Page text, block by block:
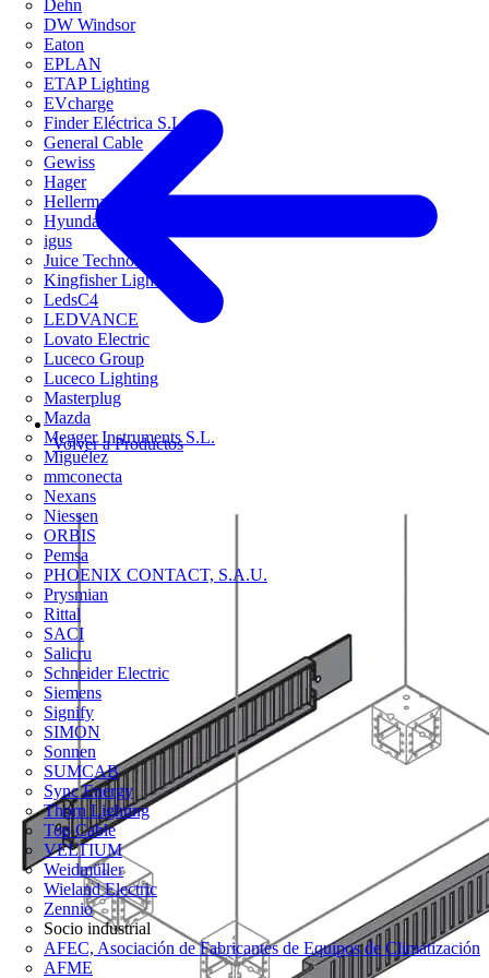
Dehn
DW Windsor
Eaton
EPLAN
ETAP Lighting
EVcharge
Finder Eléctrica S.L.U
General Cable
Gewiss
Hager
HellermannTyton
Hyundai Electric
igus
Juice Technology
Kingfisher Lighting
LedsC4
LEDVANCE
Lovato Electric
Luceco Group
Luceco Lighting
Masterplug
Mazda
Megger Instruments S.L.
Miguélez
mmconecta
Nexans
Niessen
ORBIS
Pemsa
PHOENIX CONTACT, S.A.U.
Prysmian
Rittal
SACI
Salicru
Schneider Electric
Siemens
Signify
SIMON
Sonnen
SUMCAB
Sync Energy
Thorn Lighting
Top Cable
VELTIUM
Weidmüller
Wieland Electric
Zennio
Socio industrial
AFEC, Asociación de Fabricantes de Equipos de Climatización
AFME
Volver a Productos